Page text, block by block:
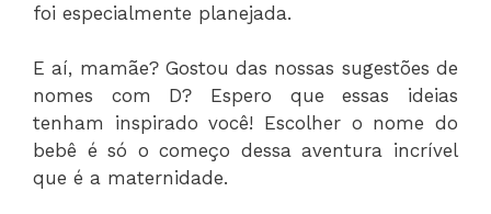
foi especialmente planejada.
E aí, mamãe? Gostou das nossas sugestões de
nomes com D? Espero que essas ideias
tenham inspirado você! Escolher o nome do
bebê é só o começo dessa aventura incrível
que é a maternidade.